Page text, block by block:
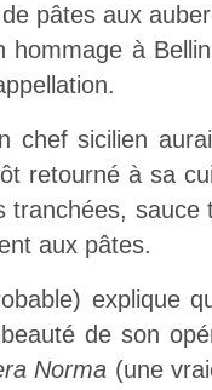
pâtes aux
hommage à
chef sicilien
retourné à sa
tranchées,
aux pâtes.
explique
de son
Norma (une